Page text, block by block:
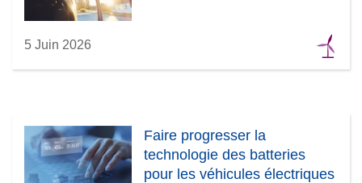
5 Juin 2026
Faire progresser la
technologie des batteries
pour les véhicules électriques